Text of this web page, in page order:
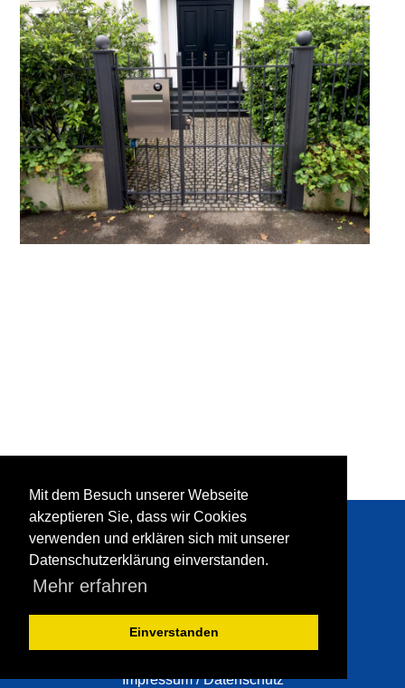
Mit dem Besuch unserer Webseite
akzeptieren Sie, dass wir Cookies
verwenden und erklären sich mit unserer
Datenschutzerklärung einverstanden.
Mehr erfahren
Einverstanden
Hans Lippert
Metallbaumeister
Grünwalder Straße 1
82064 Straßlach
Telefon (0 81 70) 83 38
Telefax (0 81 70) 84 11
info@lippertmetallbau.de
Impressum / Datenschutz